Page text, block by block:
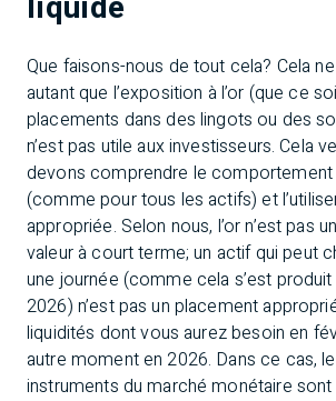
Que faisons-nous de tout cela? Cela
autant que l’exposition à l’or (que ce
placements dans des lingots ou des
n’est pas utile aux investisseurs. Cela
devons comprendre le
(comme pour tous les actifs) et
appropriée. Selon nous, l’or n’est pas
valeur à court terme; un actif qui peut
une journée (comme cela s’est
2026) n’est pas un placement
liquidités dont vous aurez besoin en
autre moment en 2026. Dans ce cas,
instruments du marché monétaire sont